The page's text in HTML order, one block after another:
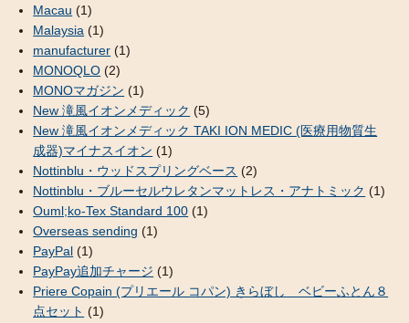
Macau (1)
Malaysia (1)
manufacturer (1)
MONOQLO (2)
MONOマガジン (1)
New 滝風イオンメディック (5)
New 滝風イオンメディック TAKI ION MEDIC (医療用物質生
成器)マイナスイオン (1)
Nottinblu・ウッドスプリングベース (2)
Nottinblu・ブルーセルウレタンマットレス・アナトミック (1)
Ouml;ko-Tex Standard 100 (1)
Overseas sending (1)
PayPal (1)
PayPay追加チャージ (1)
Priere Copain (プリエール コパン) きらぼし ベビーふとん８
点セット (1)